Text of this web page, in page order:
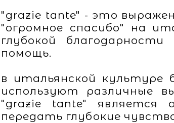
"grazie tante" - это
"огромное спасибо" на
глубокой
помощь.
в итальянской культуре
используют различные
"grazie tante" является
передать глубокие